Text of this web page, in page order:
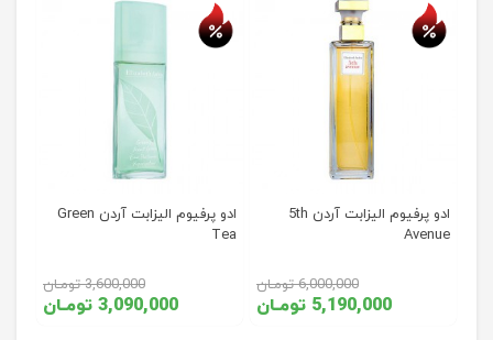
ادو پرفیوم الیزابت آردن Green
Tea
3,090,000 تومـان
3,600,000 تومـان
ادو پرفیوم الیزابت آردن 5th
Avenue
5,190,000 تومـان
6,000,000 تومـان